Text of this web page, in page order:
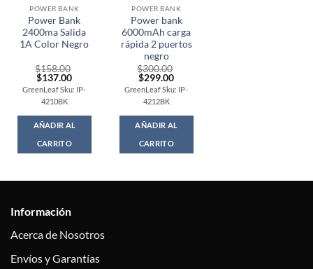
POWER BANK
Power Bank
2400ma Salida
1A Color Negro
$158.00
Original
price
was:
$158.00.
$137.00Current
price
is:
GreenLeaf Sku: IP-
4210BK
AÑADIR AL
CARRITO
POWER BANK
Power bank
6000mAh carga
rápida 2 puertos
negro
$300.00
Original
price
was:
$300.00.
$299.00Current
price
is:
GreenLeaf Sku: IP-
4212BK
AÑADIR AL
CARRITO
Información
Acerca de Nosotros
Envíos y Garantías